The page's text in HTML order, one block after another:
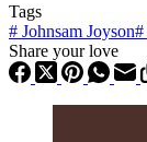
Tags
# Johnsam Joyson#
Share your love